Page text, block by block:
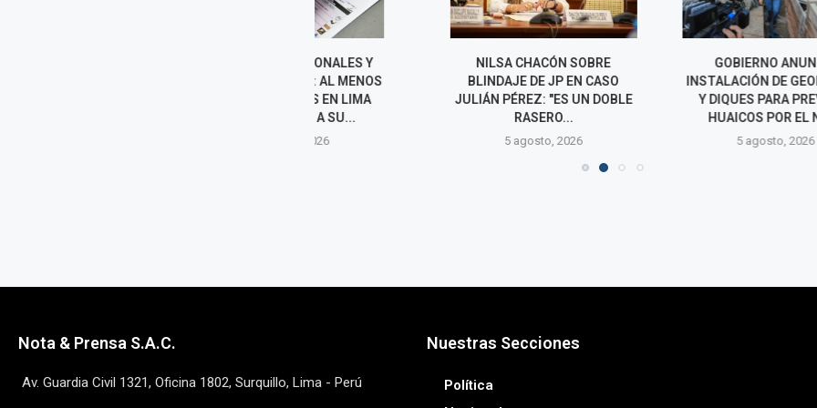
NILSA CHACÓN SOBRE
BLINDAJE DE JP EN CASO
JULIÁN PÉREZ: "ES UN DOBLE
GOBIERNO ANUNCIA
INSTALACIÓN DE GEOMALLAS
Y DIQUES PARA PREVENIR
HUAICOS POR EL NIÑO
5 agosto, 2026
SENADO
COMISIONES
5
Nota & Prensa S.A.C.
Av. Guardia Civil 1321, Oficina 1802, Surquillo, Lima - Perú
Nuestras Secciones
Política